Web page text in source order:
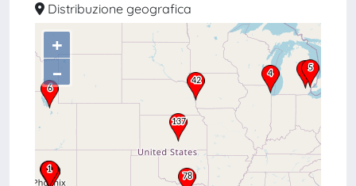
Distribuzione geografica
+
–